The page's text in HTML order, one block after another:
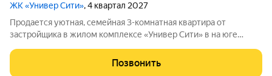
ЖК «Универ Сити», 4 квартал 2027
Продается уютная, семейная 3-комнатная квартира от
застройщика в жилом комплексе «Универ Сити» в на юге
всего за 30 минут. Мастер-спальня с собственной ванной
комнатой. Самое приватное
Позвонить